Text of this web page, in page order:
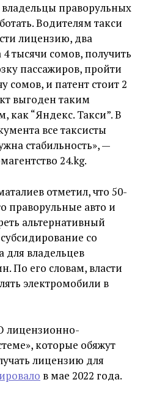
праворульных
Водителям такси
лицензию, два
4 тысячи сомов, получить
пассажиров, пройти
сомов, и патент стоит 2
выгоден таким
“Яндекс. Такси”. В
все таксисты
стабильность», —
24.kg.
отметил, что 50-
праворульные авто и
альтернативный
со
для владельцев
По его словам, власти
электромобили в
лицензионно-
которые обяжут
лицензию для
в мае 2022 года.